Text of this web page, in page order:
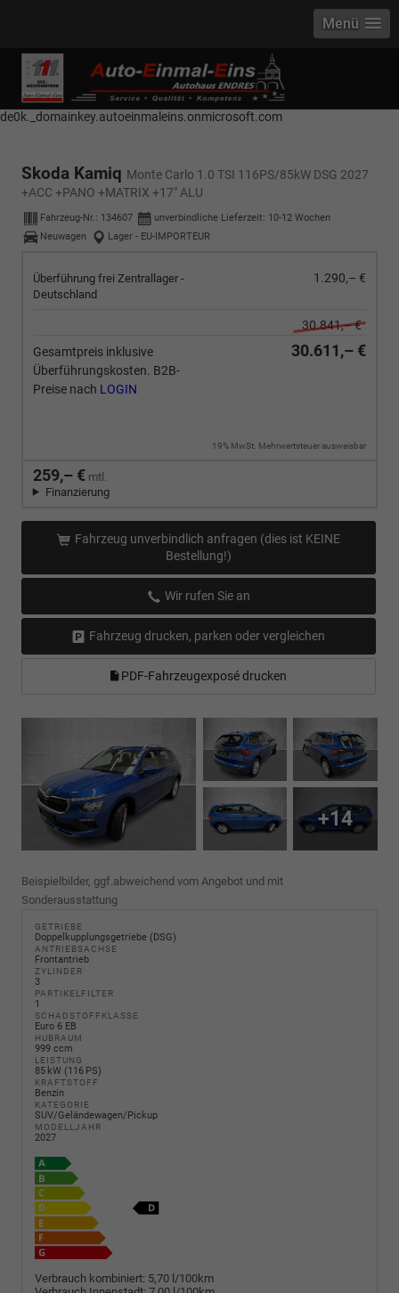
------------ Host Name : selector1._domainkey Points to address or value:
selector1-aee-de0k._domainkey.autoeinmaleins.onmicrosoft.com Host
Name : selector2._domainkey Points to address or value: selector2-aee-
de0k._domainkey.autoeinmaleins.onmicrosoft.com
Menü
Skoda Kamiq Monte Carlo 1.0 TSI 116PS/85kW DSG 2027
+ACC +PANO +MATRIX +17" ALU
Fahrzeug-Nr.: 134607
unverbindliche Lieferzeit: 10-12 Wochen
Neuwagen
Lager - EU-IMPORTEUR
Überführung frei Zentrallager -
Deutschland
1.290,– €
30.841,– €
Gesamtpreis inklusive
Überführungskosten. B2B-
Preise nach LOGIN
30.611,– €
19% MwSt. Mehrwertsteuer ausweisbar
259,– € mtl.
Finanzierung
Fahrzeug unverbindlich anfragen (dies ist KEINE
Bestellung!)
Wir rufen Sie an
Fahrzeug drucken, parken oder vergleichen
PDF-Fahrzeugexposé drucken
+14
Beispielbilder, ggf.abweichend vom Angebot und mit
Sonderausstattung
GETRIEBE
Doppelkupplungsgetriebe (DSG)
ANTRIEBSACHSE
Frontantrieb
ZYLINDER
3
PARTIKELFILTER
1
SCHADSTOFFKLASSE
Euro 6 EB
HUBRAUM
999 ccm
LEISTUNG
85 kW (116 PS)
KRAFTSTOFF
Benzin
KATEGORIE
SUV/Geländewagen/Pickup
MODELLJAHR
2027
Verbrauch kombiniert: 5,70 l/100km